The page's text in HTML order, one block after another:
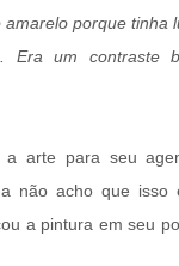
porque tinha
um contraste
a arte para seu
não acho que isso
a pintura em seu